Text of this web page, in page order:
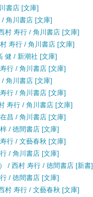
書店 [文庫]
角川書店 [文庫]
村 寿行 / 角川書店 [文庫]
寿行 / 角川書店 [文庫]
健 / 新潮社 [文庫]
行 / 角川書店 [文庫]
角川書店 [文庫]
行 / 角川書店 [文庫]
寿行 / 角川書店 [文庫]
昌 / 角川書店 [文庫]
/ 徳間書店 [文庫]
行 / 文藝春秋 [文庫]
/ 角川書店 [文庫]
/ 西村 寿行 / 徳間書店 [新書]
/ 徳間書店 [文庫]
村 寿行 / 文藝春秋 [文庫]